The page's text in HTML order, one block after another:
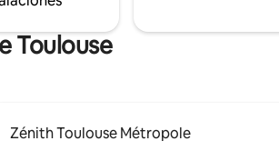
Toulouse
Zénith Toulouse Métropole